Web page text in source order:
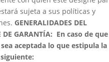
sujeta a sus políticas y
GENERALIDADES DEL
DE GARANTÍA: En caso de
aceptada lo que estipula la